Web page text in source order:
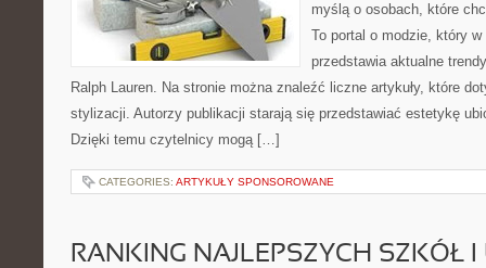
myślą o osobach, które
To portal o modzie, który
przedstawia aktualne
Ralph Lauren. Na stronie można znaleźć liczne artykuły, które
stylizacji. Autorzy publikacji starają się przedstawiać estetykę
Dzięki temu czytelnicy mogą […]
CATEGORIES: ARTYKUŁY SPONSOROWANE
RANKING NAJLEPSZYCH SZKÓŁ I